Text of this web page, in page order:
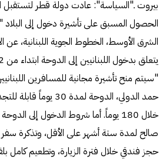
بيروت ـ"السياسة": عادت دولة قطر لتستقبل
الحصول المسبق على تأشيرة دخول إلى البلاد
الشرق الأوسط، الخطوط الجوية اللبنانية، عن
"سيتم منح تأشيرة مجانية للمسافرين
خلال 180 يوماً. أما شروط الدخول إلى
صالح لمدة ستة أشهر على الأقل، وتذكرة سفر
حجز فندقي خلال فترة الزيارة، وتطعيم كامل